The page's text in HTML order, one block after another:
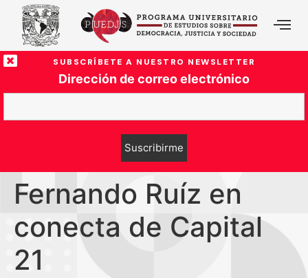
SUBSCRÍBETE A NUESTRO NEWSLETTER
Dirección de correo electrónico
Fernando Ruíz en
conecta de Capital
21